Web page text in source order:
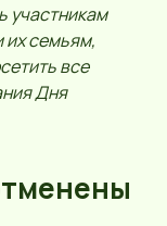
участникам
их семьям,
все
Дня